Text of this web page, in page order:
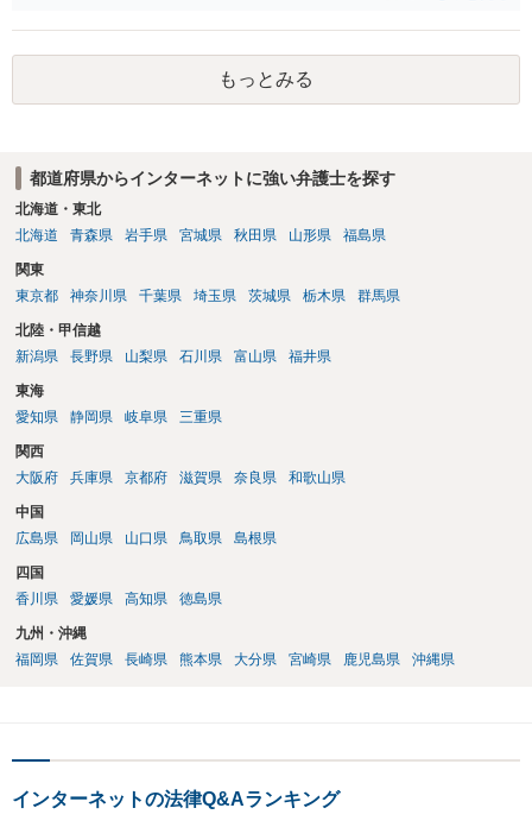
が生まれた日より五年以上前の日に生まれた者に限る。）は、一年以
下の拘禁刑又は五十万円以下の罰金に処する。 一 威迫し、偽計を用
い又は誘惑して面会を要求すること。 二 拒まれたにもかかわらず、
反復して面会を要求すること。 三 金銭その他の利益を供与し、又は
二年以下の拘禁刑又は百万円以下の罰金に処する。
もっとみる
都道府県からインターネットに強い弁護士を探す
北海道・東北
北海道
青森県 岩手県 宮城県 秋田県 山形県 福島県
関東
東京都
神奈川県 千葉県 埼玉県 茨城県 栃木県 群馬県
北陸・甲信越
新潟県
長野県 山梨県 石川県 富山県 福井県
東海
愛知県
静岡県 岐阜県 三重県
関西
大阪府
兵庫県 京都府 滋賀県 奈良県 和歌山県
中国
広島県
岡山県 山口県 鳥取県 島根県
四国
香川県
愛媛県 高知県 徳島県
九州・沖縄
福岡県
佐賀県 長崎県 熊本県 大分県 宮崎県 鹿児島県 沖縄県
インターネットの法律Q&Aランキング